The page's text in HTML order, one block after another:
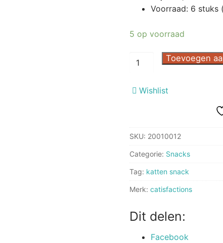
Voorraad: 6 stuks
5 op voorraad
Kattensnoepjes
g
Toevoegen
Wishlist
SKU: 20010012
Categorie: Snacks
Tag: katten snack
Merk: catisfactions
Dit delen:
Facebook